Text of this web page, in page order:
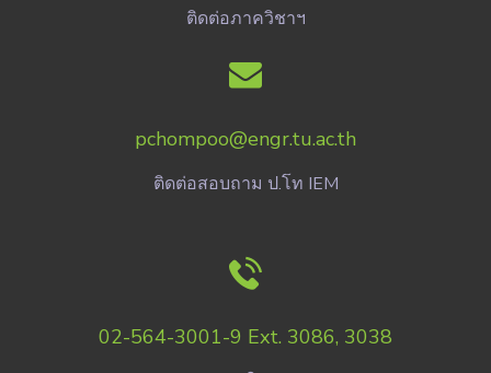
ติดต่อภาควิชาฯ
pchompoo@engr.tu.ac.th
ติดต่อสอบถาม ป.โท IEM
02-564-3001-9 Ext. 3086, 3038